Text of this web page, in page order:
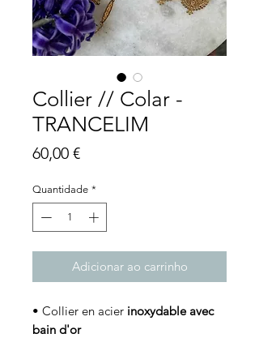
Collier // Colar -
TRANCELIM
60,00 €Preço
Quantidade *
Adicionar ao carrinho
• Collier en acier inoxydable avec
bain d'or